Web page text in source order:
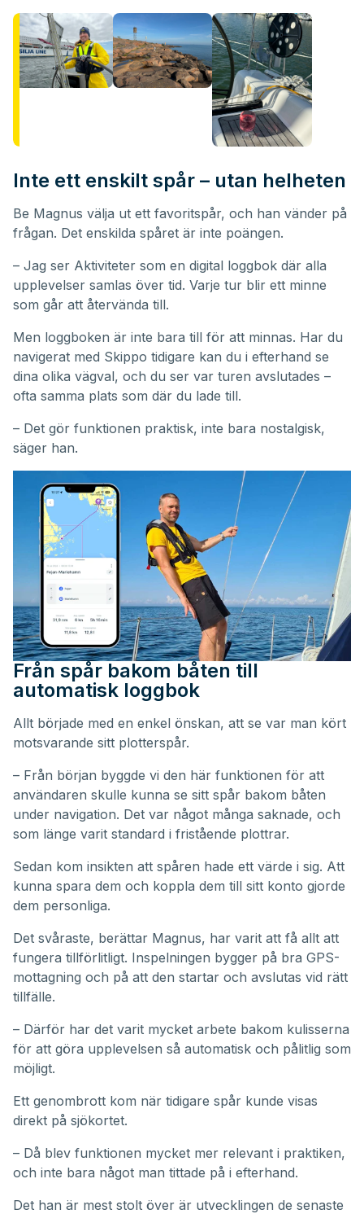
Inte ett enskilt spår – utan helheten
Be Magnus välja ut ett favoritspår, och han vänder på
frågan. Det enskilda spåret är inte poängen.
– Jag ser Aktiviteter som en digital loggbok där alla
upplevelser samlas över tid. Varje tur blir ett minne
som går att återvända till.
Men loggboken är inte bara till för att minnas. Har du
navigerat med Skippo tidigare kan du i efterhand se
dina olika vägval, och du ser var turen avslutades –
ofta samma plats som där du lade till.
– Det gör funktionen praktisk, inte bara nostalgisk,
säger han.
Från spår bakom båten till
automatisk loggbok
Allt började med en enkel önskan, att se var man kört
motsvarande sitt plotterspår.
– Från början byggde vi den här funktionen för att
användaren skulle kunna se sitt spår bakom båten
under navigation. Det var något många saknade, och
som länge varit standard i fristående plottrar.
Sedan kom insikten att spåren hade ett värde i sig. Att
kunna spara dem och koppla dem till sitt konto gjorde
dem personliga.
Det svåraste, berättar Magnus, har varit att få allt att
fungera tillförlitligt. Inspelningen bygger på bra GPS-
mottagning och på att den startar och avslutas vid rätt
tillfälle.
– Därför har det varit mycket arbete bakom kulisserna
för att göra upplevelsen så automatisk och pålitlig som
möjligt.
Ett genombrott kom när tidigare spår kunde visas
direkt på sjökortet.
– Då blev funktionen mycket mer relevant i praktiken,
och inte bara något man tittade på i efterhand.
Det han är mest stolt över är utvecklingen de senaste